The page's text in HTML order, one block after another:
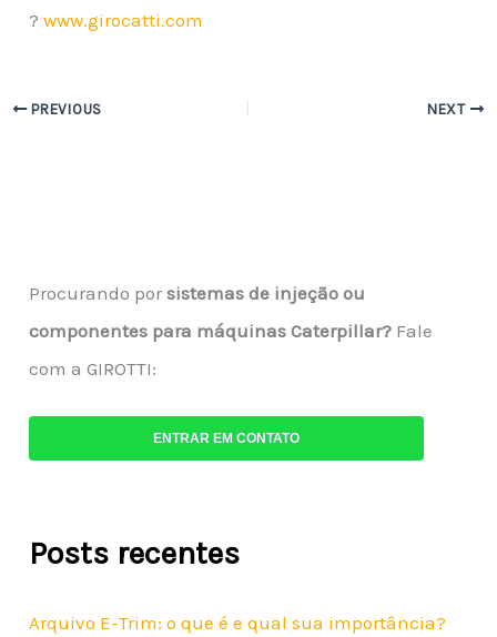
? www.girocatti.com
PREVIOUS NEXT
Procurando porsistemas de injeção ou
componentes para máquinas Caterpillar? Fale
com a GIROTTI:
ENTRAR EM CONTATO
Posts recentes
Arquivo E-Trim: o que é e qual sua importância?